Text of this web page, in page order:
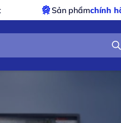
Sản phẩmchính hãng –